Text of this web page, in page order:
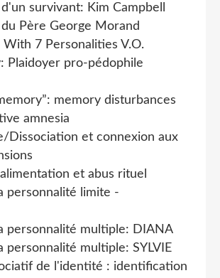
survivant: Kim Campbell
Père George Morand
7 Personalities V.O.
Plaidoyer pro-pédophile
memory disturbances
amnesia
Dissociation et connexion aux
et abus rituel
personnalité limite -
personnalité multiple: DIANA
personnalité multiple: SYLVIE
de l'identité : identification